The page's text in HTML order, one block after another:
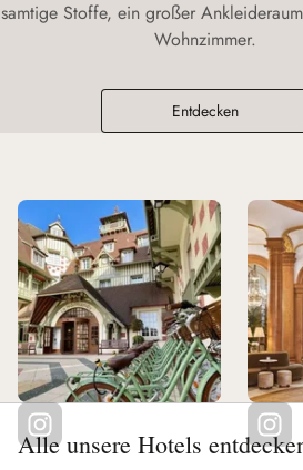
samtige Stoffe, ein großer
Wohnzimmer.
Entdecken
Alle unsere Hotels